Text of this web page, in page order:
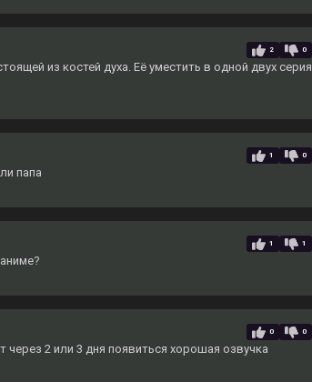
2 0
из костей духа. Еë уместить в одной двух серия
1 0
папа
1 1
0 0
2 или 3 дня появиться хорошая озвучка